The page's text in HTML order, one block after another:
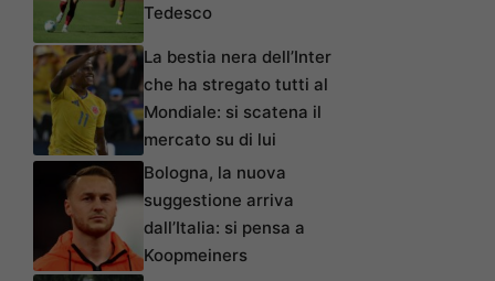
Tedesco
La bestia nera dell’Inter
che ha stregato tutti al
Mondiale: si scatena il
mercato su di lui
Bologna, la nuova
suggestione arriva
dall’Italia: si pensa a
Koopmeiners